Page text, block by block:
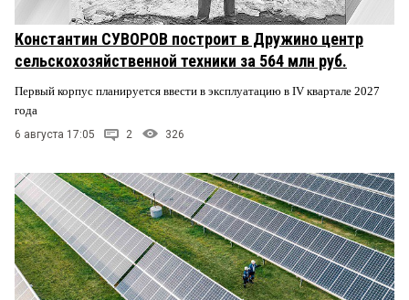
Константин СУВОРОВ построит в Дружино центр
сельскохозяйственной техники за 564 млн руб.
Первый корпус планируется ввести в эксплуатацию в IV квартале 2027
года
6 августа 17:05 2 326